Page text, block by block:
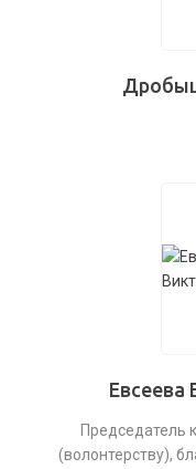
Евсеева
Председатель
(волонтерству),